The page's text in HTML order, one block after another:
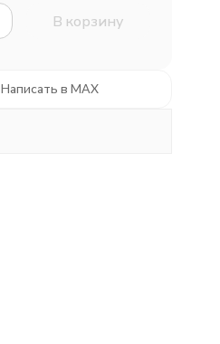
В корзину
Написать в MAX